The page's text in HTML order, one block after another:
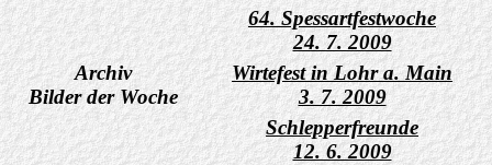
64. Spessartfestwoche
24. 7. 2009
Archiv
Bilder der Woche
Wirtefest in Lohr a. Main
3. 7. 2009
Schlepperfreunde
12. 6. 2009